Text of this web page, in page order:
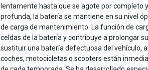
lentamente hasta que se agote por completo
profunda, la batería se mantiene en su nivel
de carga de mantenimiento. La función de
celdas de la batería y contribuye a prolongar
sustituir una batería defectuosa del vehículo,
coches, motocicletas o scooters están